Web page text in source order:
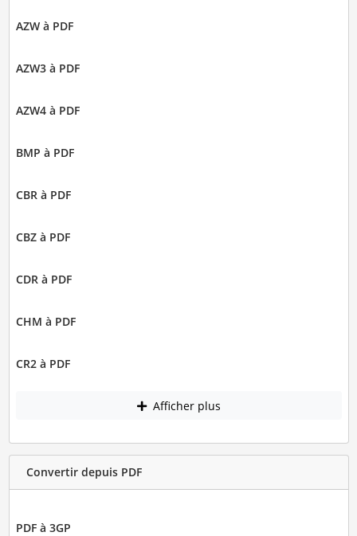
AZW à PDF
AZW3 à PDF
AZW4 à PDF
BMP à PDF
CBR à PDF
CBZ à PDF
CDR à PDF
CHM à PDF
CR2 à PDF
Afficher plus
Convertir depuis PDF
PDF à 3GP